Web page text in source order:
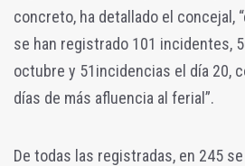
concreto, ha detallado el concejal,
se han registrado 101 incidentes,
octubre y 51incidencias el día 20,
días de más afluencia al ferial”.
De todas las registradas, en 245